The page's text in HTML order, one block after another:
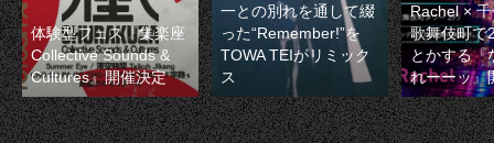
体験型フェス『集楽座
Collective Sounds &
Cultures』開催決定
一との別れを通して綴
った“Remember!”を
TOWA TEIがリミック
ス
Rachel ×
歌舞伎町で
とかする『
れーーッ』